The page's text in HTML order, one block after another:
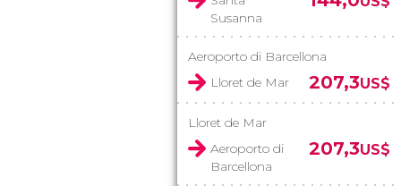
Susanna
Aeroporto di Barcellona
Lloret de Mar
207,3US$
Lloret de Mar
Aeroporto di
Barcellona
207,3US$